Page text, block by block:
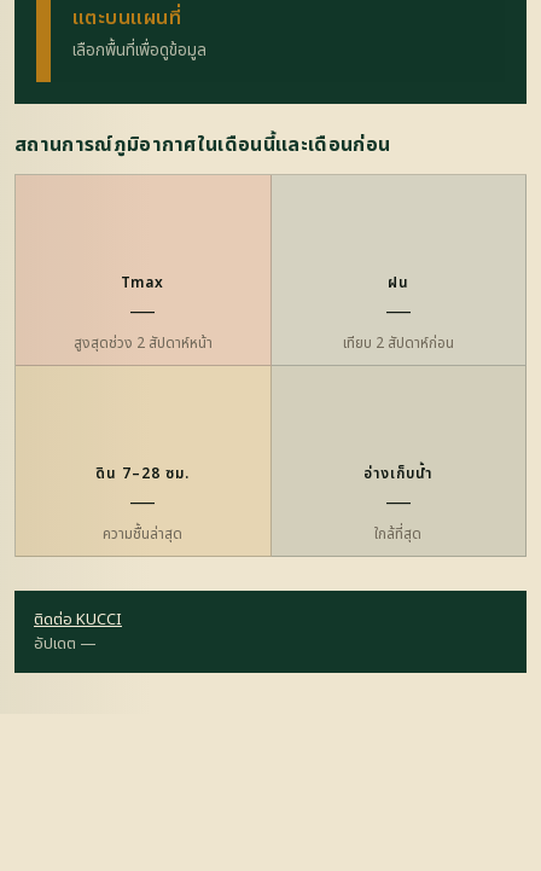
แตะบนแผนที่
เลือกพื้นที่เพื่อดูข้อมูล
สถานการณ์ภูมิอากาศในเดือนนี้และเดือนก่อน
Tmax
—
สูงสุดช่วง 2 สัปดาห์หน้า
ฝน
—
เทียบ 2 สัปดาห์ก่อน
ดิน 7–28 ซม.
—
ความชื้นล่าสุด
อ่างเก็บน้ำ
—
ใกล้ที่สุด
ติดต่อ KUCCI
อัปเดต —